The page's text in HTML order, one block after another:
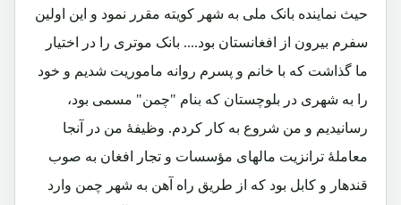
حیث نماینده بانک ملی به شهر کویته مقرر نمود و این اولین
سفرم بیرون از افغانستان بود.... بانک موتری را در اختیار
ما گذاشت که با خانم و پسرم روانه ماموریت شدیم و خود
را به شهری در بلوچستان که بنام "چمن" مسمی بود،
رسانیدیم و من شروع به کار کردم. وظیفۀ من در آنجا
معاملۀ ترانزیت مالهای مؤسسات و تجار افغان به صوب
قندهار و کابل بود که از طریق راه آهن به شهر چمن وارد